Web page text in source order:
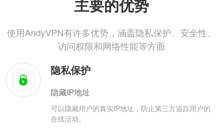
主要的优势
使用AndyVPN有许多优势，涵盖隐私保护、安全性、
访问权限和网络性能等方面
隐私保护
隐藏IP地址
可以隐藏用户的真实IP地址，防止第三方追踪用户的
在线活动。